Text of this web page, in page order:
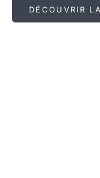
DÉCOUVRIR